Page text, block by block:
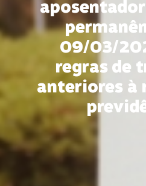
09/03/
regras de
anteriores à